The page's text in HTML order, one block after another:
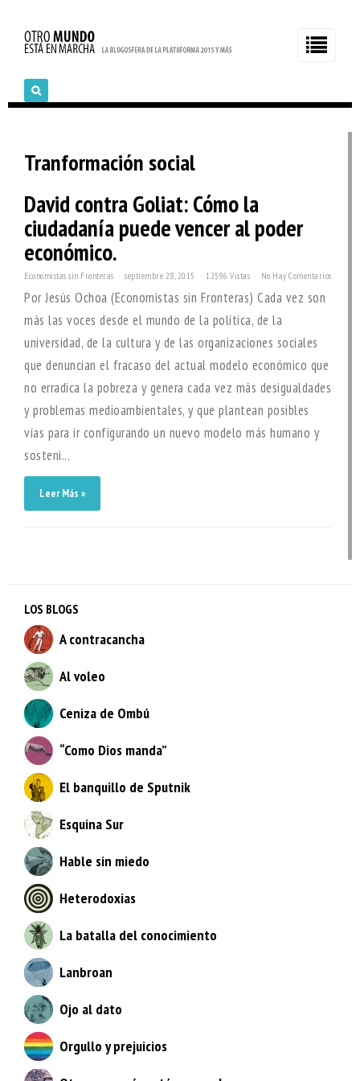
Tranformación social
David contra Goliat: Cómo la
ciudadanía puede vencer al poder
económico.
Economistas sin Fronteras septiembre 28, 2015 12596 Vistas No Hay Comentarios
Por Jesús Ochoa (Economistas sin Fronteras) Cada vez son
más las voces desde el mundo de la política, de la
universidad, de la cultura y de las organizaciones sociales
que denuncian el fracaso del actual modelo económico que
no erradica la pobreza y genera cada vez más desigualdades
y problemas medioambientales, y que plantean posibles
vías para ir configurando un nuevo modelo más humano y
sosteni...
Leer Más »
LOS BLOGS
A contracancha
Al voleo
Ceniza de Ombú
“Como Dios manda”
El banquillo de Sputnik
Esquina Sur
Hable sin miedo
Heterodoxias
La batalla del conocimiento
Lanbroan
Ojo al dato
Orgullo y prejuicios